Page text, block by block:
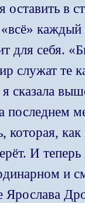
оставить в
каждый
для себя.
служат те
сказала
последнем
которая, как
И
и
Ярослава